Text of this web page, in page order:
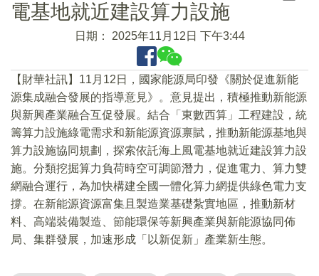
電基地就近建設算力設施
日期： 2025年11月12日 下午3:44
【財華社訊】11月12日，國家能源局印發《關於促進新能
源集成融合發展的指導意見》。意見提出，積極推動新能源
與新興產業融合互促發展。結合「東數西算」工程建設，統
籌算力設施綠電需求和新能源資源禀賦，推動新能源基地與
算力設施協同規劃，探索依託海上風電基地就近建設算力設
施。分類挖掘算力負荷時空可調節潛力，促進電力、算力雙
網融合運行，為加快構建全國一體化算力網提供綠色電力支
撐。在新能源資源富集且製造業基礎紮實地區，推動新材
料、高端裝備製造、節能環保等新興產業與新能源協同佈
局、集群發展，加速形成「以新促新」產業新生態。